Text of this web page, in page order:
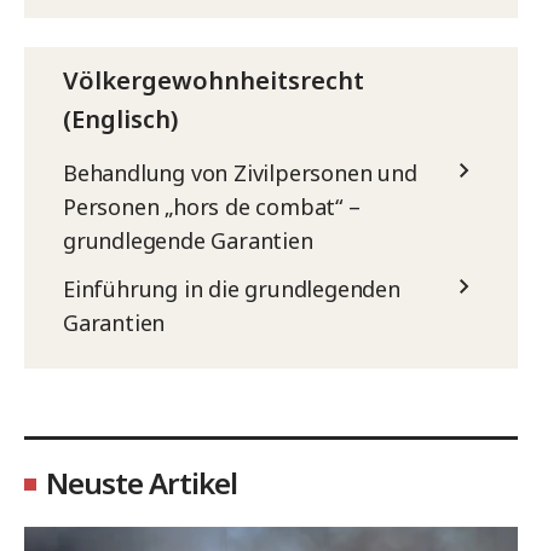
Völkergewohnheitsrecht
(Englisch)
Behandlung von Zivilpersonen und
Personen „hors de combat“ –
grundlegende Garantien
Einführung in die grundlegenden
Garantien
Neuste Artikel